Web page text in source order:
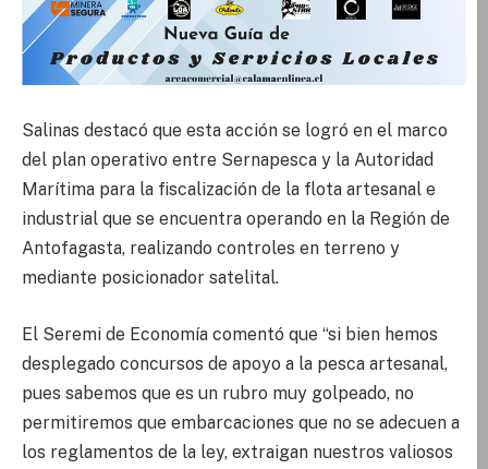
Salinas destacó que esta acción se logró en el marco
del plan operativo entre Sernapesca y la Autoridad
Marítima para la fiscalización de la flota artesanal e
industrial que se encuentra operando en la Región de
Antofagasta, realizando controles en terreno y
mediante posicionador satelital.
El Seremi de Economía comentó que “si bien hemos
desplegado concursos de apoyo a la pesca artesanal,
pues sabemos que es un rubro muy golpeado, no
permitiremos que embarcaciones que no se adecuen a
los reglamentos de la ley, extraigan nuestros valiosos